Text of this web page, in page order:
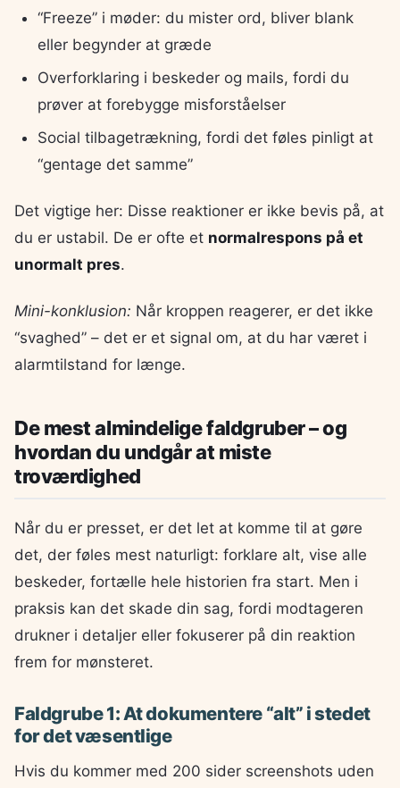
“Freeze” i møder: du mister ord, bliver blank
eller begynder at græde
Overforklaring i beskeder og mails, fordi du
prøver at forebygge misforståelser
Social tilbagetrækning, fordi det føles pinligt at
“gentage det samme”
Det vigtige her: Disse reaktioner er ikke bevis på, at
du er ustabil. De er ofte et normalrespons på et
unormalt pres.
Mini-konklusion: Når kroppen reagerer, er det ikke
“svaghed” – det er et signal om, at du har været i
alarmtilstand for længe.
De mest almindelige faldgruber – og
hvordan du undgår at miste
troværdighed
Når du er presset, er det let at komme til at gøre
det, der føles mest naturligt: forklare alt, vise alle
beskeder, fortælle hele historien fra start. Men i
praksis kan det skade din sag, fordi modtageren
drukner i detaljer eller fokuserer på din reaktion
frem for mønsteret.
Faldgrube 1: At dokumentere “alt” i stedet
for det væsentlige
Hvis du kommer med 200 sider screenshots uden